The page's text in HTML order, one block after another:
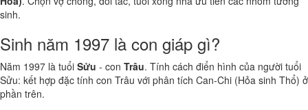
sinh.
Sinh năm 1997 là con giáp gì?
Năm 1997 là tuổi Sửu - con Trâu. Tính cách điển hình của người tuổi
Sửu: kết hợp đặc tính con Trâu với phân tích Can-Chi (Hỏa sinh Thổ) ở
phần trên.